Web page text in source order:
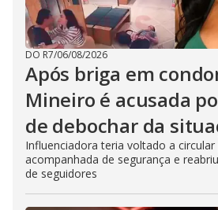
DO R7/06/08/2026
Após briga em
Mineiro é acusada
de debochar da
Influenciadora teria voltado a
acompanhada de segurança e
de seguidores